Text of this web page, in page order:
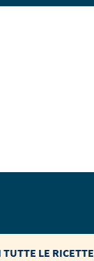
TUTTE LE RICETTE